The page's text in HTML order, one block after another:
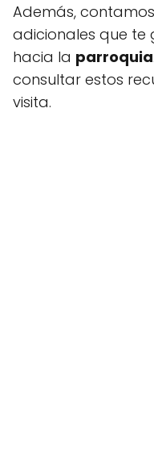
Además,
adicionales que te
hacia la parroquia
consultar estos
visita.